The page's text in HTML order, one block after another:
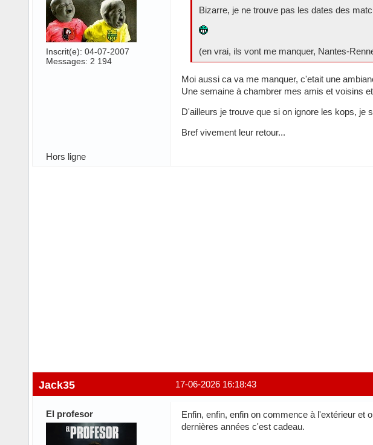
Inscrit(e): 04-07-2007
Messages: 2 194
Bizarre, je ne trouve pas les dates des
(en vrai, ils vont me manquer, Nantes-
Moi aussi ca va me manquer, c'etait une
Une semaine à chambrer mes amis et voisins
D'ailleurs je trouve que si on ignore les kops, je
Bref vivement leur retour...
Hors ligne
17-06-2026 16:18:43
Jack35
El profesor
Enfin, enfin, enfin on commence à l'extérieur et
dernières années c'est cadeau.